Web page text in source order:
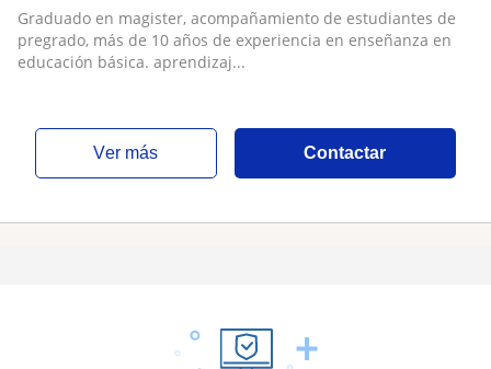
Graduado en magister, acompañamiento de estudiantes de
pregrado, más de 10 años de experiencia en enseñanza en
educación básica. aprendizaj...
ver más Contactar